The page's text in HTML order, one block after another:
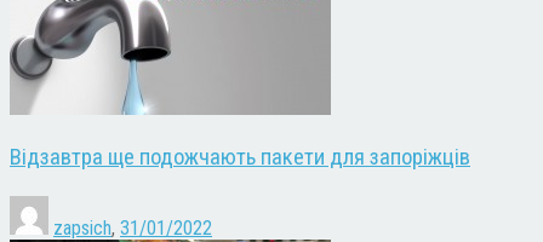
Відзавтра ще подожчають пакети для запоріжців
zapsich, 31/01/2022